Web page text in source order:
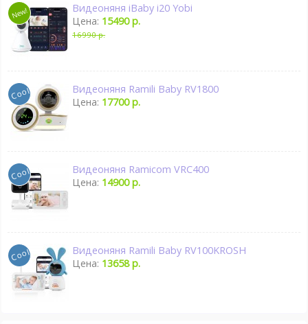
Видеоняня iBaby i20 Yobi
Цена: 15490 р.
16990 р.
Видеоняня Ramili Baby RV1800
Цена: 17700 р.
Видеоняня Ramicom VRC400
Цена: 14900 р.
Видеоняня Ramili Baby RV100KROSH
Цена: 13658 р.